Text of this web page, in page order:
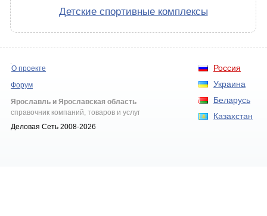
Детские спортивные комплексы
Россия
Украина
Беларусь
Казахстан
О проекте
Форум
Ярославль и Ярославская область
справочник компаний, товаров и услуг
Деловая Сеть 2008-2026